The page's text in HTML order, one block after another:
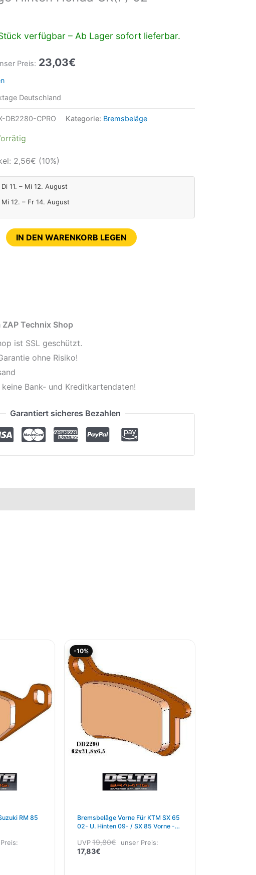
verfügbar – Ab Lager sofort lieferbar.
Preis: 23,03€
Deutschland
DB2280-CPRO Kategorie: Bremsbeläge
2,56€ (10%)
11. – Mi 12. August
12. – Fr 14. August
IN DEN WARENKORB LEGEN
Technix Shop
ist SSL geschützt.
ohne Risiko!
Bank- und Kreditkartendaten!
Garantiert sicheres Bezahlen
RM 85
-10%
Bremsbeläge Vorne Für KTM SX 65
02- U. Hinten 09- / SX 85 Vorne -11
UVP19,80€
19,80€
unser Preis:
17,83€
17,83€.